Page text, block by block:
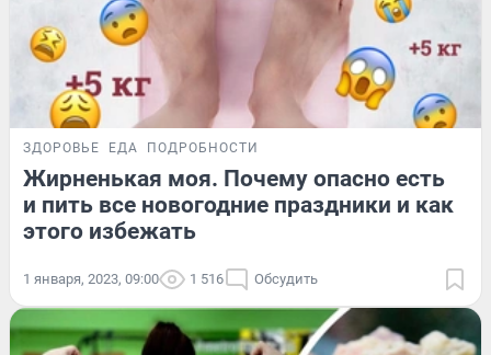
ЗДОРОВЬЕ ЕДА ПОДРОБНОСТИ
Жирненькая моя. Почему опасно есть
и пить все новогодние праздники и как
этого избежать
1 января, 2023, 09:00 1 516 Обсудить